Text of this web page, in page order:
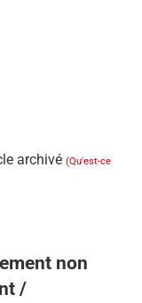
archivé (Qu'est-ce
non
/